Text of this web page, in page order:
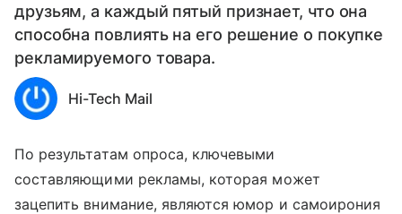
друзьям, а каждый пятый признает, что она
способна повлиять на его решение о покупке
рекламируемого товара.
Hi-Tech Mail
По результатам опроса, ключевыми
составляющими рекламы, которая может
зацепить внимание, являются юмор и самоирония